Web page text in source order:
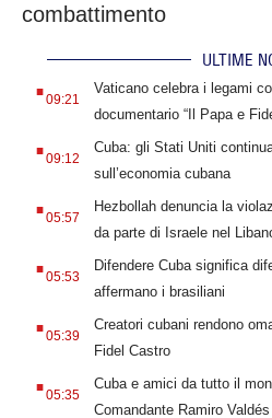
combattimento
ULTIME
.09:21
Vaticano celebra i legami
documentario “Il Papa e
.09:12
Cuba: gli Stati Uniti
sull’economia cubana
.05:57
Hezbollah denuncia la
da parte di Israele nel
.05:53
Difendere Cuba significa
affermano i brasiliani
.05:39
Creatori cubani rendono
Fidel Castro
.05:35
Cuba e amici da tutto il
Comandante Ramiro Valdés